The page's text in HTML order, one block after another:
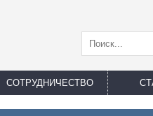
СОТРУДНИЧЕСТВО